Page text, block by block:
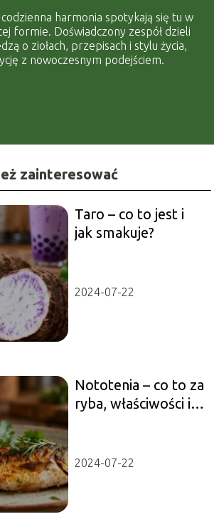
harmonia spotykają się tu w
formie. Doświadczony zespół dzieli
o ziołach, przepisach i stylu życia,
z nowoczesnym podejściem.
zainteresować
Taro – co to jest i
jak smakuje?
2024-07-22
Nototenia – co to za
ryba, właściwości i
2024-07-22